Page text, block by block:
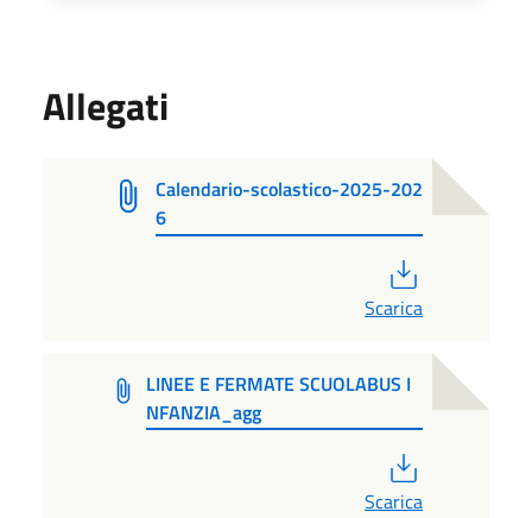
Allegati
Calendario-scolastico-2025-202
6
Scarica
LINEE E FERMATE SCUOLABUS I
NFANZIA_agg
Scarica